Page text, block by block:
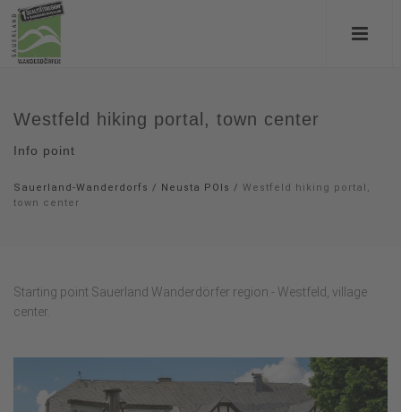
Westfeld hiking portal, town center
Info point
Sauerland-Wanderdorfs / Neusta POIs / Westfeld hiking portal,
town center
Starting point Sauerland Wanderdörfer region - Westfeld, village
center.